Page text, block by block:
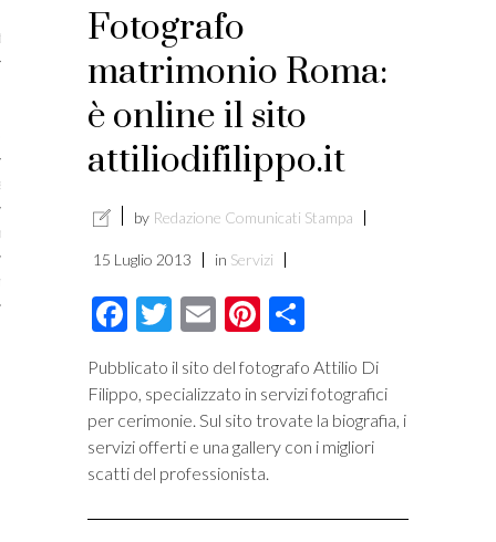
è l’article marketing
e stile di scrittura
per i publishers
Fotografo
matrimonio Roma:
è online il sito
attiliodifilippo.it
by Redazione Comunicati Stampa
15 Luglio 2013 in Servizi
Facebook
Twitter
EmailPinterest
Pubblicato il sito del fotografo Attilio Di
Filippo, specializzato in servizi fotografici
per cerimonie. Sul sito trovate la biografia, i
servizi offerti e una gallery con i migliori
scatti del professionista.